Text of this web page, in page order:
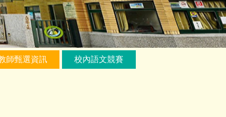
師甄選資訊 校內語文競賽